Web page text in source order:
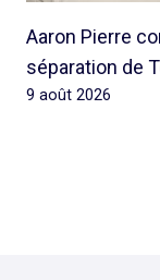
Aaron Pierre
séparation de
9 août 2026